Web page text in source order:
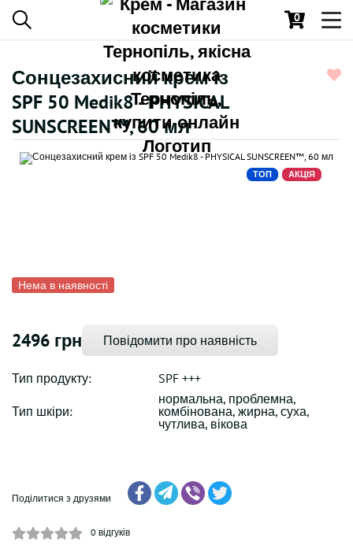
0
Сонцезахисний крем із
SPF 50 Medik8 - PHYSICAL
SUNSCREEN™, 60 мл
ТОП АКЦІЯ
Нема в наявності
2496 грн Повідомити про наявність
Тип продукту: SPF +++
Тип шкіри:
нормальна, проблемна,
комбінована, жирна, суха,
чутлива, вікова
Поділитися з друзями
0 відгуків